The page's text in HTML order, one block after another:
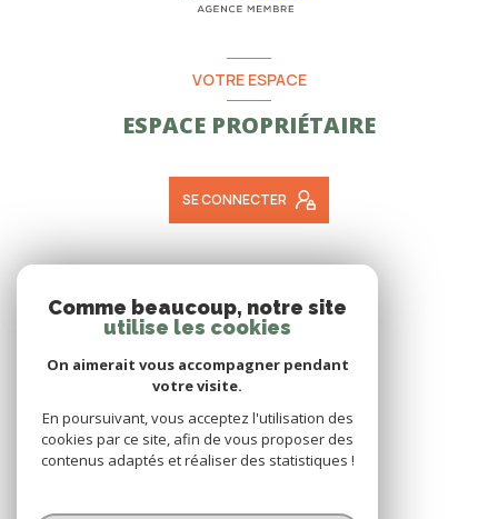
VOTRE ESPACE
ESPACE PROPRIÉTAIRE
SE CONNECTER
NOUS ADHÉRONS
Comme beaucoup, notre site
utilise les cookies
On aimerait vous accompagner pendant
votre visite.
En poursuivant, vous acceptez l'utilisation des
cookies par ce site, afin de vous proposer des
contenus adaptés et réaliser des statistiques !